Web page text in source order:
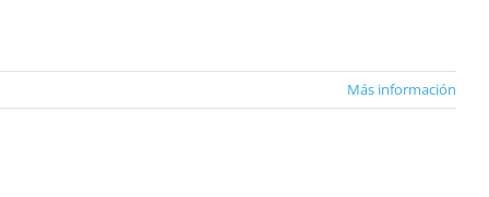
Más información